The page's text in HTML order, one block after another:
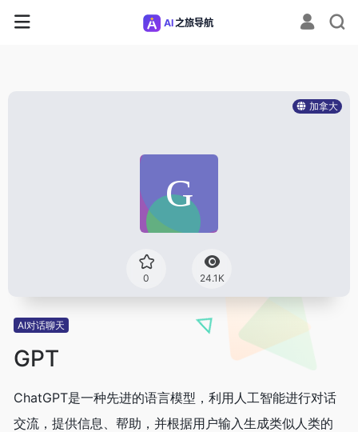
加拿大
0 24.1K
AI对话聊天
GPT
ChatGPT是一种先进的语言模型，利用人工智能进行对话
交流，提供信息、帮助，并根据用户输入生成类似人类的